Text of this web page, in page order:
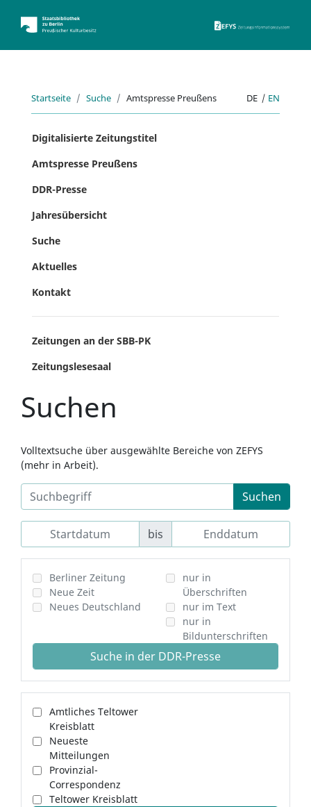
Startseite Suche Amtspresse Preußens DE | EN
Digitalisierte Zeitungstitel
Amtspresse Preußens
DDR-Presse
Jahresübersicht
Suche
Aktuelles
Kontakt
Zeitungen an der SBB-PK
Zeitungslesesaal
Suchen
Volltextsuche über ausgewählte Bereiche von ZEFYS
(mehr in Arbeit).
Suchen
bis
Berliner Zeitung
Neue Zeit
Neues Deutschland
nur in
Überschriften
nur im Text
nur in
Bildunterschriften
Suche in der DDR-Presse
Amtliches Teltower
Kreisblatt
Neueste
Mitteilungen
Provinzial-
Correspondenz
Teltower Kreisblatt